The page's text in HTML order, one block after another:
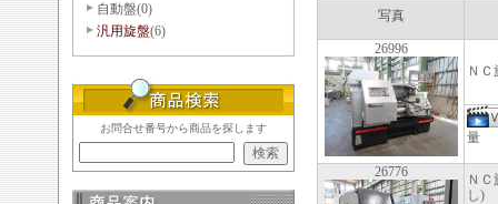
自動盤(0)
汎用旋盤(6)
お問合せ番号から商品を探します
写真
26996
Ｎ
量
26776
Ｎ
し)